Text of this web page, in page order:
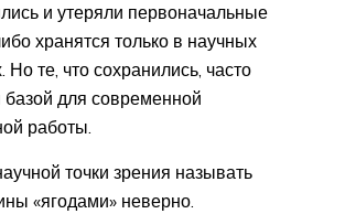
и утеряли первоначальные
хранятся только в научных
Но те, что сохранились, часто
базой для современной
работы.
точки зрения называть
«ягодами» неверно.